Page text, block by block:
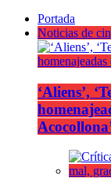
Portada
Noticias de
‘Aliens’,